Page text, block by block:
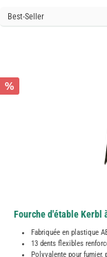
%
Fourche d'étable Kerbl
Fabriquée en plastique
13 dents flexibles
Polyvalente pour fumier,